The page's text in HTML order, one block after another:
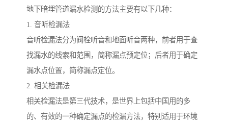
地下暗埋管道漏水检测的方法主要有以下几种：
1. 音听检漏法
音听检漏法分为阀栓听音和地面听音两种，前者用于查
找漏水的线索和范围，简称漏点预定位；后者用于确定
漏水点位置，简称漏点定位。
2. 相关检漏法
相关检漏法是第三代技术，是世界上包括中国用的多
的、有效的一种确定漏点的检漏方法，特别适用于环境